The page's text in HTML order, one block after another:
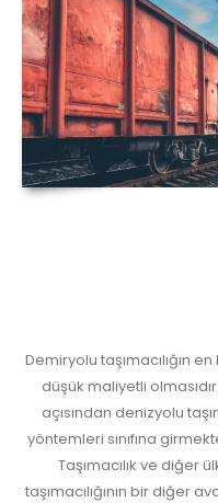
Demiryolu taşımacılığın
düşük maliyetli
açısından denizyolu
yöntemleri sınıfına
Taşımacılık ve diğer
taşımacılığının bir diğer